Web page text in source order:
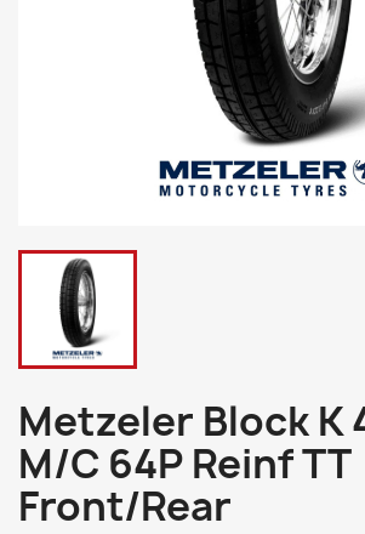
Metzeler Block K
M/C 64P Reinf TT
Front/Rear